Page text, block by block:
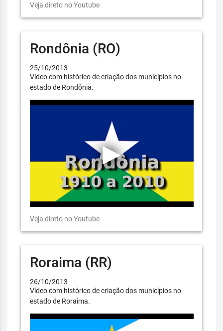
Veja direto no Youtube
Rondônia (RO)
25/10/2013
Vídeo com histórico de criação dos municípios no
estado de Rondônia.
Veja direto no Youtube
Roraima (RR)
26/10/2013
Vídeo com histórico de criação dos municípios no
estado de Roraima.